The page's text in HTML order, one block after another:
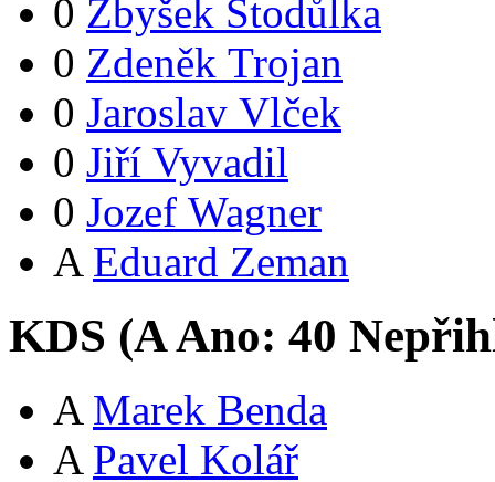
0 Zbyšek Stodůlka
0 Zdeněk Trojan
0 Jaroslav Vlček
0 Jiří Vyvadil
0 Jozef Wagner
A Eduard Zeman
KDS (AAno: 40
A Marek Benda
A Pavel Kolář